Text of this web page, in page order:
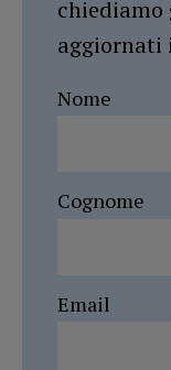
aggiornati
Nome
Cognome
Email